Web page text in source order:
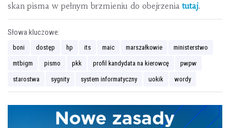
skan pisma w pełnym brzmieniu do obejrzeniatutaj.
Słowa kluczowe:
boni dostęp hp its maic marszałkowie ministerstwo
mtbigm pismo pkk profil kandydata na kierowcę pwpw
starostwa sygnity system informatyczny uokik wordy